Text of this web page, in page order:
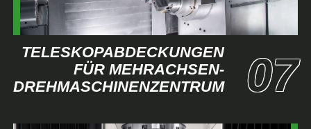
TELESKOPABDECKUNGEN
FÜR MEHRACHSEN-
DREHMASCHINENZENTRUM